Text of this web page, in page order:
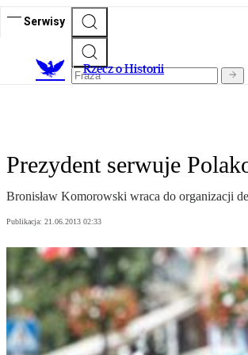
Serwisy
Rzecz o Historii
Prezydent serwuje
Bronisław Komorowski wraca do organizacji
Publikacja: 21.06.2013 02:33